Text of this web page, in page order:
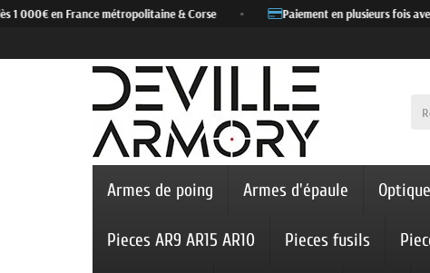
000€ en France métropolitaine & Corse Paiement en plusieurs fois avec
Armes de poing Armes d'épaule
Pieces AR9 AR15 AR10 Pieces fusils